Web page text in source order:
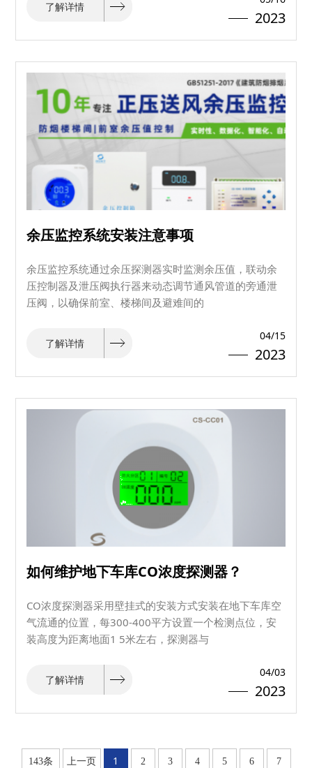
了解详情
2023
余压监控系统安装注意事项
余压监控系统通过余压探测器实时监测余压值，联动余
压控制器及泄压阀执行器来动态调节通风管道的旁通泄
压阀，以确保前室、楼梯间及避难间的
了解详情
04/15
2023
如何维护地下车库CO浓度探测器？
CO浓度探测器采用壁挂式的安装方式安装在地下车库空
气流通的位置，每300-400平方设置一个检测点位，安
装高度为距离地面1 5米左右，探测器与
了解详情
04/03
2023
143条 上一页 1 2 3 4 5 6 7